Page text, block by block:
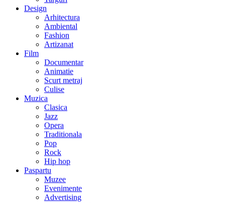
Design
Arhitectura
Ambiental
Fashion
Artizanat
Film
Documentar
Animatie
Scurt metraj
Culise
Muzica
Clasica
Jazz
Opera
Traditionala
Pop
Rock
Hip hop
Paspartu
Muzee
Evenimente
Advertising